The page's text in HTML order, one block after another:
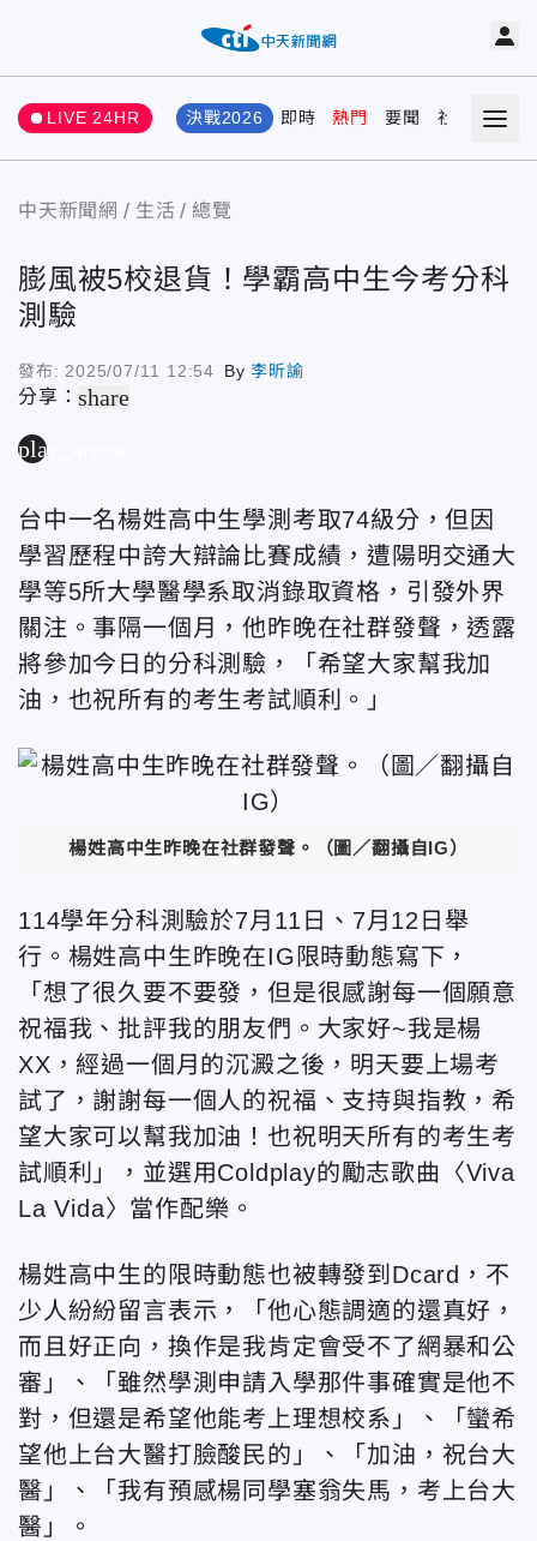
LIVE 24HR 決戰2026 即時 熱門 要聞 社會 娛樂
中天新聞網 生活 總覽
膨風被5校退貨！學霸高中生今考分科
測驗
發布: 2025/07/11 12:54 By李昕諭
分享：share
play_arrow
台中一名楊姓高中生學測考取74級分，但因
學習歷程中誇大辯論比賽成績，遭陽明交通大
學等5所大學醫學系取消錄取資格， 引發外界
關注。 事隔一個月，他昨晚在社群發聲，透露
將參加今日的分科測驗，
「希望大家幫我加
油，也祝所有的考生考試順利。」
楊姓高中生昨晚在社群發聲 。（圖／翻攝自IG）
114學年分科測驗於7月11日、7月12日舉
行。 楊姓高中生昨晚在IG 限時動態寫下，
「想了很久要不要發，但是很感謝每一個願意
祝福我、批評我的朋友們。大家好~我是楊
XX，經過一個月的沉澱之後，明天要上場考
試了，謝謝每一個人的祝福、支持與指教，希
望大家可以幫我加油！也祝明天所有的考生考
試順利」，並選用Coldplay的勵志歌曲〈Viva
La Vida〉當作配樂。
楊姓高中生的 限時動態也被轉發到Dcard，不
少人紛紛留言表示，
「他心態調適的還真好，
而且好正向，換作是我肯定會受不了網暴和公
審 」、「雖然學測申請入學那件事確實是他不
對，但還是希望他能考上理想校系 」、
「蠻希
望他上台大醫打臉酸民的 」、「加油，祝台大
醫 」、
「我有預感楊同學塞翁失馬，考上台大
醫 」。